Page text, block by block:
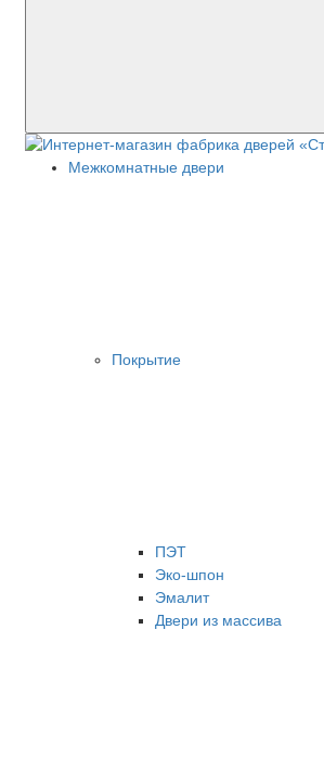
Межкомнатные двери
Покрытие
ПЭТ
Эко-шпон
Эмалит
Двери из массива